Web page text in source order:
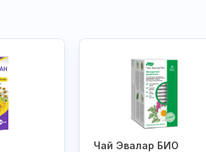
Чай Эвалар БИО